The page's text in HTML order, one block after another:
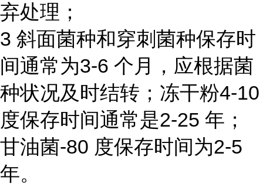
弃处理；
3 斜面菌种和穿刺菌种保存时
间通常为3-6 个月，应根据菌
种状况及时结转；冻干粉4-10
度保存时间通常是2-25 年；
甘油菌-80 度保存时间为2-5
年。